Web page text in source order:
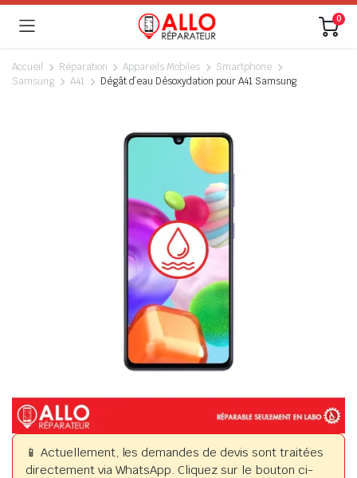
0
Accueil Réparation Appareils Mobiles
Smartphone
Samsung
A41 Dégât d’eau Désoxydation pour A41 Samsung
📱 Actuellement, les demandes de devis sont traitées
directement via WhatsApp. Cliquez sur le bouton ci-